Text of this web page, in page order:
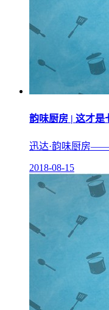
韵味厨房 | 这才是
迅达·韵味厨房
2018-08-15